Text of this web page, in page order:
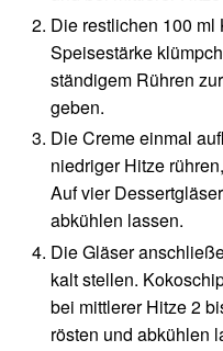
Die restlichen 100 ml
Speisestärke
ständigem Rühren
geben.
Die Creme einmal
niedriger Hitze
Auf vier
abkühlen lassen.
Die Gläser
kalt stellen.
bei mittlerer Hitze 2
rösten und abkühlen